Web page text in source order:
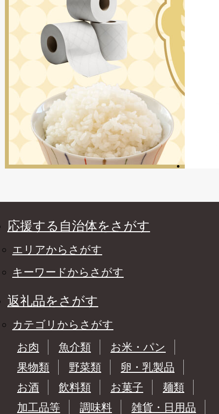
応援する自治体をさがす
エリアからさがす
キーワードからさがす
返礼品をさがす
カテゴリからさがす
お肉
魚介類
お米・パン
果物類
野菜類
卵・乳製品
お酒
飲料類 お菓子
麺類
加工品等
調味料
雑貨・日用品